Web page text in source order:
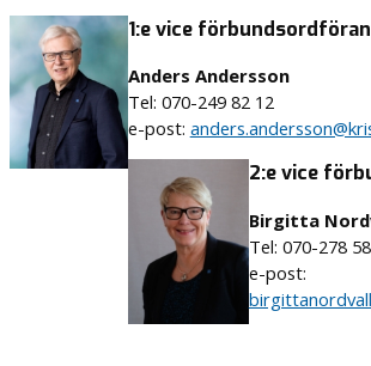
1:e vice
Anders Andersson
Tel: 070-249 82 12
e-post:
2:e vice
Birgitta
Tel: 070-278
e-post: